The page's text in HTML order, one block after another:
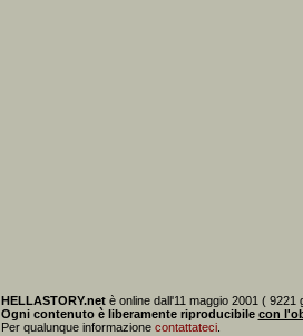
HELLASTORY.netè online dall'11 maggio 2001 ( 9221
Ogni contenuto è liberamente riproducibile con
Per qualunque informazione contattateci.